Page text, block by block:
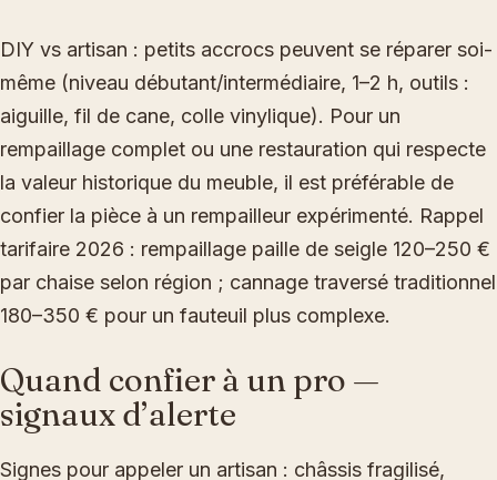
DIY vs artisan : petits accrocs peuvent se réparer soi-
même (niveau débutant/intermédiaire, 1–2 h, outils :
aiguille, fil de cane, colle vinylique). Pour un
rempaillage complet ou une restauration qui respecte
la valeur historique du meuble, il est préférable de
confier la pièce à un rempailleur expérimenté. Rappel
tarifaire 2026 : rempaillage paille de seigle 120–250 €
par chaise selon région ; cannage traversé traditionnel
180–350 € pour un fauteuil plus complexe.
Quand confier à un pro —
signaux d’alerte
Signes pour appeler un artisan : châssis fragilisé,